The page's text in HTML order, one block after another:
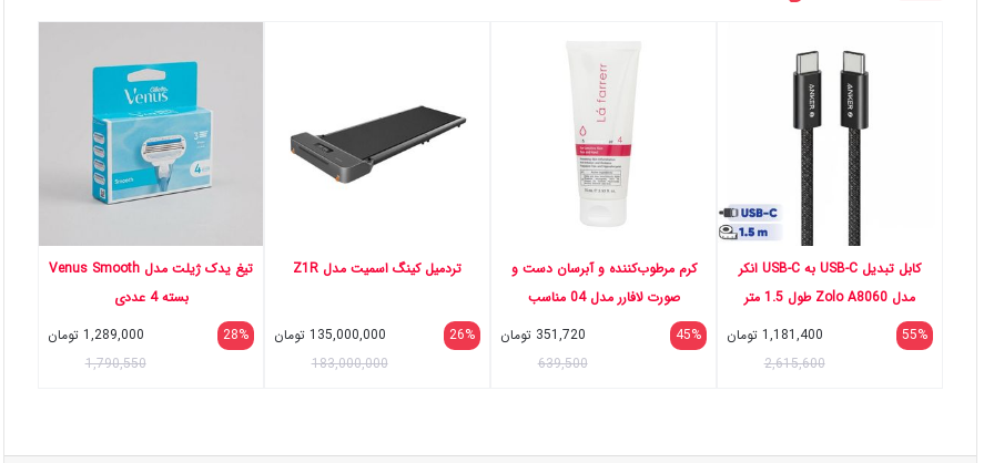
کابل تبدیل USB-C به USB-C انکر
مدل Zolo A8060 طول 1.5 متر
55%
1,181,400 تومان
2,615,600
کرم مرطوب‌کننده و آبرسان دست و
صورت لافارر مدل 04 مناسب
پوست‌های حساس حجم 75 میلی‌لیتر
45%
351,720 تومان
639,500
تردمیل کینگ اسمیت مدل Z1R
26%
135,000,000 تومان
183,000,000
تیغ یدک ژیلت مدل Venus Smooth
بسته 4 عددی
28%
1,289,000 تومان
1,790,550